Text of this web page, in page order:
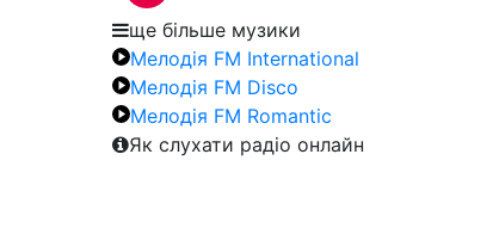
ще більше музики
Мелодія FM International
Мелодія FM Disco
Мелодія FM Romantic
Як слухати радіо онлайн